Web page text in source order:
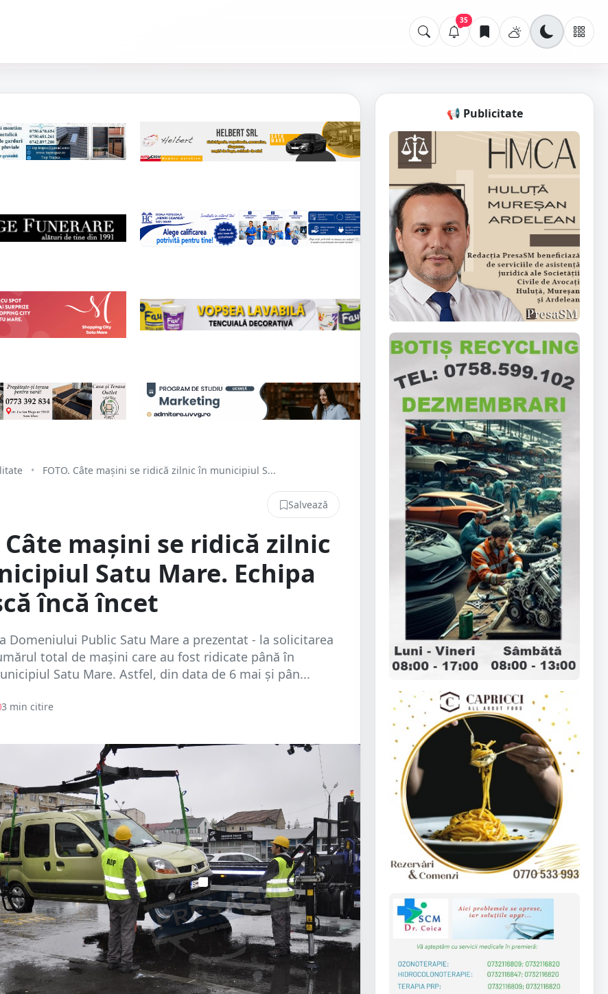
35
• FOTO. Câte mașini se ridică zilnic în municipiul S...
Salvează
Câte mașini se ridică zilnic
Satu Mare. Echipa
încă încet
Domeniului Public Satu Mare a prezentat - la solicitarea
total de mașini care au fost ridicate până în
Satu Mare. Astfel, din data de 6 mai și pân...
3 min citire
📢 Publicitate